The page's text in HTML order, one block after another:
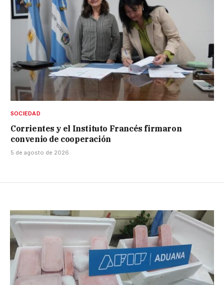
SOCIEDAD
Corrientes y el Instituto Francés firmaron
convenio de cooperación
5 de agosto de 2026